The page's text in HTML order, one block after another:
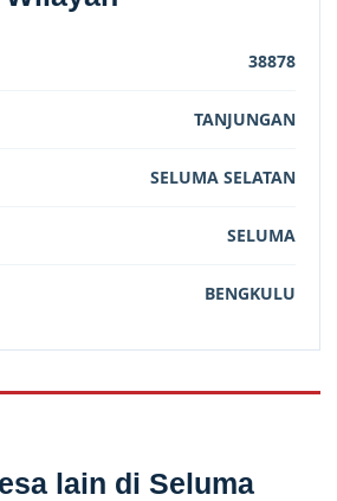
38878
TANJUNGAN
SELUMA SELATAN
SELUMA
BENGKULU
lain di Seluma